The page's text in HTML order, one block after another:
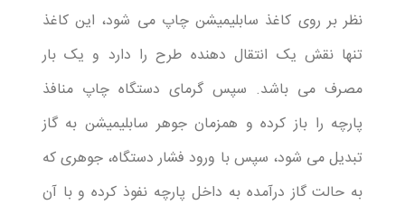
نظر بر روی کاغذ سابلیمیشن چاپ می شود، این کاغذ
تنها نقش یک انتقال دهنده طرح را دارد و یک بار
مصرف می باشد. سپس گرمای دستگاه چاپ منافذ
پارچه را باز کرده و همزمان جوهر سابلیمیشن به گاز
تبدیل می شود، سپس با ورود فشار دستگاه، جوهری که
به حالت گاز درآمده به داخل پارچه نفوذ کرده و با آن